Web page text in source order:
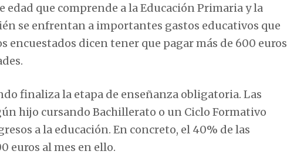
que comprende a la Educación Primaria y la
se enfrentan a importantes gastos educativos que
dicen tener que pagar más de 600 euros
finaliza la etapa de enseñanza obligatoria. Las
hijo cursando Bachillerato o un Ciclo Formativo
a la educación. En concreto, el 40% de las
euros al mes en ello.